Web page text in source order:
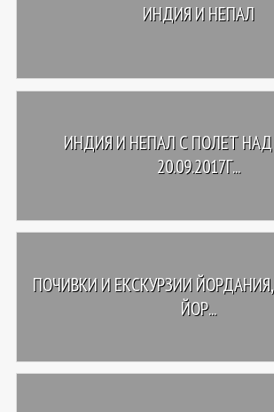
ИНДИЯ И НЕПАЛ
ИНДИЯ И НЕПАЛ С ПОЛЕТ НАД
20.09.2017Г...
ПОЧИВКИ И ЕКСКУРЗИИ
ЙОР...